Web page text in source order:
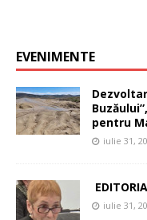
EVENIMENTE
pentru
iulie 31,
iulie 31,